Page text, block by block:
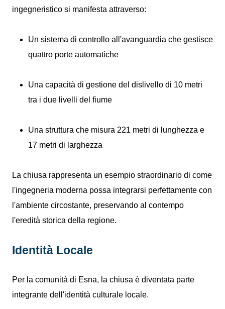
ingegneristico si manifesta attraverso:
Un sistema di controllo all'avanguardia che gestisce
quattro porte automatiche
Una capacità di gestione del dislivello di 10 metri
tra i due livelli del fiume
Una struttura che misura 221 metri di lunghezza e
17 metri di larghezza
La chiusa rappresenta un esempio straordinario di come
l'ingegneria moderna possa integrarsi perfettamente con
l'ambiente circostante, preservando al contempo
l'eredità storica della regione.
Identità Locale
Per la comunità di Esna, la chiusa è diventata parte
integrante dell'identità culturale locale.